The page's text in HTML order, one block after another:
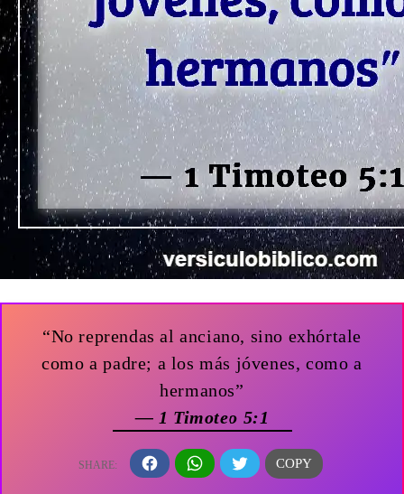
“No reprendas al anciano, sino exhórtale
como a padre; a los más jóvenes, como a
hermanos”
— 1 Timoteo 5:1